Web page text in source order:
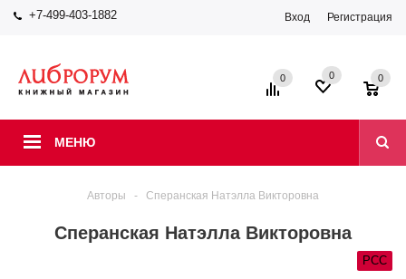
+7-499-403-1882 Вход Регистрация
МЕНЮ
0 0 0
Авторы - Сперанская Натэлла Викторовна
Сперанская Натэлла Викторовна
РСС